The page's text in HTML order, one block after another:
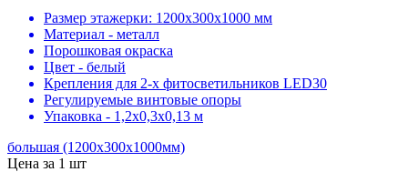
Размер этажерки: 1200х300х1000 мм
Материал - металл
Порошковая окраска
Цвет - белый
Крепления для 2-х фитосветильников LED30
Регулируемые винтовые опоры
Упаковка - 1,2х0,3х0,13 м
большая (1200х300х1000мм)
Цена за 1 шт